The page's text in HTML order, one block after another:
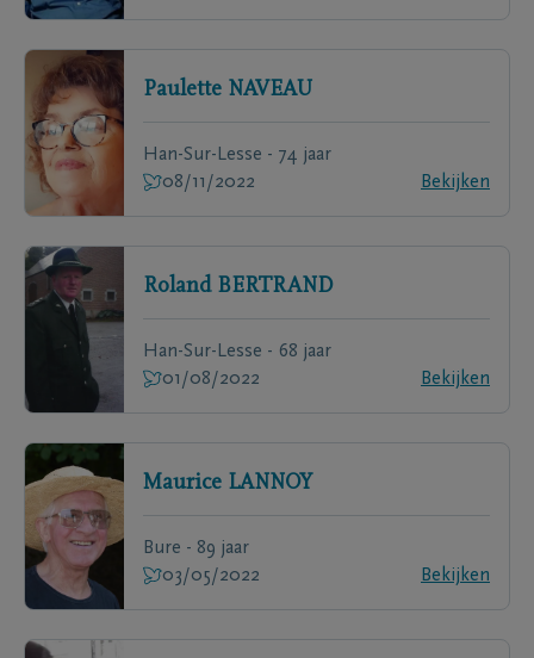
Paulette NAVEAU
Han-Sur-Lesse - 74 jaar
08/11/2022
Bekijken
Roland BERTRAND
Han-Sur-Lesse - 68 jaar
01/08/2022
Bekijken
Maurice LANNOY
Bure - 89 jaar
03/05/2022
Bekijken